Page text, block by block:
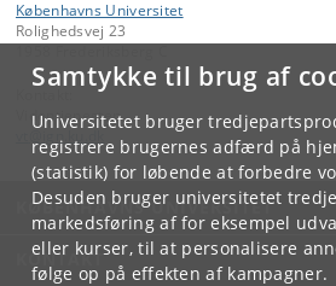
Samtykke til brug af
Universitetet bruger
registrere brugernes adfærd på
(statistik) for løbende at forbedre
Desuden bruger universitetet
markedsføring af for eksempel
eller kurser, til at personalisere
følge op på effekten af kampagner.
Københavns Universitet
Rolighedsvej 23
Videntjenesten
KØBENHAVNS UNIVERSITET
KONTAKT